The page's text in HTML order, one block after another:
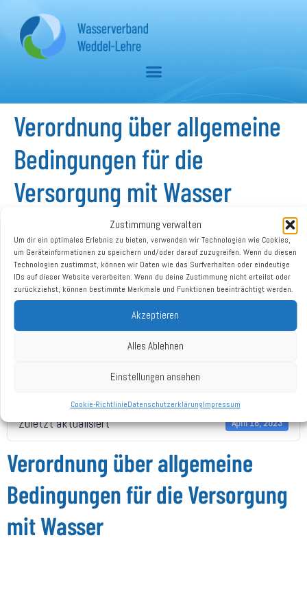
Zustimmung verwalten
Um dir ein optimales Erlebnis zu bieten, verwenden wir Technologien wie Cookies,
um Geräteinformationen zu speichern und/oder darauf zuzugreifen. Wenn du diesen
Technologien zustimmst, können wir Daten wie das Surfverhalten oder eindeutige
IDs auf dieser Website verarbeiten. Wenn du deine Zustimmung nicht erteilst oder
zurückziehst, können bestimmte Merkmale und Funktionen beeinträchtigt werden.
Akzeptieren
Alles Ablehnen
Einstellungen ansehen
Cookie-RichtlinieDatenschutzerklärungImpressum
Verordnung über allgemeine
Bedingungen für die
Versorgung mit Wasser
Download
Download 388
Zuletzt aktualisiert April 16, 2023
Verordnung über allgemeine
Bedingungen für die Versorgung
mit Wasser